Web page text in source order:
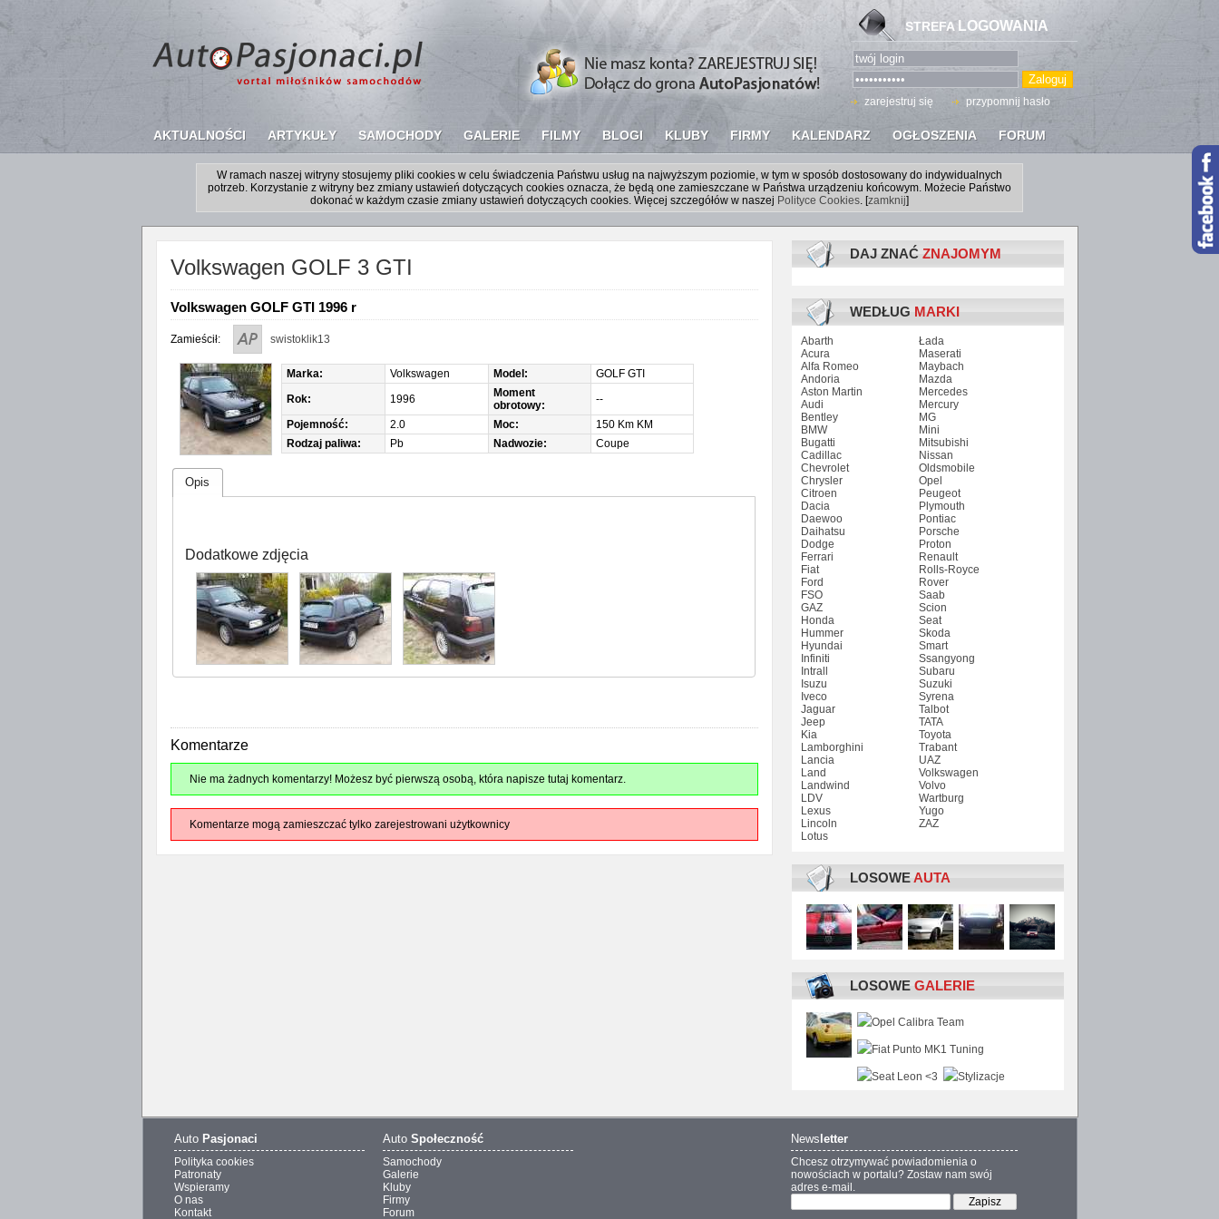
AKTUALNOŚCI ARTYKUŁY SAMOCHODY GALERIE FILMY BLOGI KLUBY FIRMY KALENDARZ OGŁOSZENIA FORUM
STREFA LOGOWANIA
zarejestruj się przypomnij hasło
W ramach naszej witryny stosujemy pliki cookies w celu świadczenia Państwu usług na najwyższym poziomie, w tym w sposób dostosowany do indywidualnych
potrzeb. Korzystanie z witryny bez zmiany ustawień dotyczących cookies oznacza, że będą one zamieszczane w Państwa urządzeniu końcowym. Możecie Państwo
dokonać w każdym czasie zmiany ustawień dotyczących cookies. Więcej szczegółów w naszej Polityce Cookies. [zamknij]
Volkswagen GOLF 3 GTI
Volkswagen GOLF GTI 1996 r
Zamieścił: swistoklik13
Marka: Volkswagen Model:
GOLF GTI
Rok:
1996
Moment
obrotowy:
--
Pojemność:
2.0 Moc:
150 Km KM
Rodzaj paliwa:
Pb Nadwozie: Coupe
Opis
Dodatkowe zdjęcia
Komentarze
Nie ma żadnych komentarzy! Możesz być pierwszą osobą, która napisze tutaj komentarz.
Komentarze mogą zamieszczać tylko zarejestrowani użytkownicy
DAJ ZNAĆ ZNAJOMYM
WEDŁUG MARKI
Abarth
Acura
Alfa Romeo
Andoria
Aston Martin
Audi
Bentley
BMW
Bugatti
Cadillac
Chevrolet
Chrysler
Citroen
Dacia
Daewoo
Daihatsu
Dodge
Ferrari
Fiat
Ford
FSO
GAZ
Honda
Hummer
Hyundai
Infiniti
Intrall
Isuzu
Iveco
Jaguar
Jeep
Kia
Lamborghini
Lancia
Land
Landwind
LDV
Lexus
Lincoln
Lotus
Łada
Maserati
Maybach
Mazda
Mercedes
Mercury
MG
Mini
Mitsubishi
Nissan
Oldsmobile
Opel
Peugeot
Plymouth
Pontiac
Porsche
Proton
Renault
Rolls-Royce
Rover
Saab
Scion
Seat
Skoda
Smart
Ssangyong
Subaru
Suzuki
Syrena
Talbot
TATA
Toyota
Trabant
UAZ
Volkswagen
Volvo
Wartburg
Yugo
ZAZ
LOSOWEAUTA
LOSOWE GALERIE
Auto Pasjonaci
Polityka cookies
Patronaty
Wspieramy
O nas
Kontakt
Auto Społeczność
Samochody
Galerie
Kluby
Firmy
Forum
News letter
Chcesz otrzymywać powiadomienia o
nowościach w portalu? Zostaw nam swój
adres e-mail.